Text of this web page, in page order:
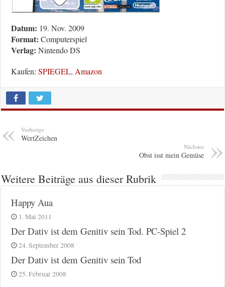
Datum: 19. Nov. 2009
Format: Computerspiel
Verlag: Nintendo DS
Kaufen:SPIEGEL,Amazon
Vorherige
WertZeichen
Nächstes
Obst isst mein Gemüse
Weitere Beiträge aus dieser Rubrik
Happy Aua
1. Mai 2011
Der Dativ ist dem Genitiv sein Tod. PC-Spiel 2
24. September 2008
Der Dativ ist dem Genitiv sein Tod
25. Februar 2008